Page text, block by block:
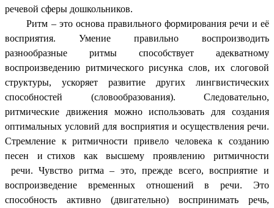
речевой сферы дошкольников.
Ритм – это основа правильного формирования речи и её
восприятия. Умение правильно воспроизводить
разнообразные ритмы способствует адекватному
воспроизведению ритмического рисунка слов, их слоговой
структуры, ускоряет развитие других лингвистических
способностей (словообразования). Следовательно,
ритмические движения можно использовать для создания
оптимальных условий для восприятия и осуществления речи.
Стремление к ритмичности привело человека к созданию
песен и стихов как высшему проявлению ритмичности
речи. Чувство ритма – это, прежде всего, восприятие и
воспроизведение временных отношений в речи. Это
способность активно (двигательно) воспринимать речь,